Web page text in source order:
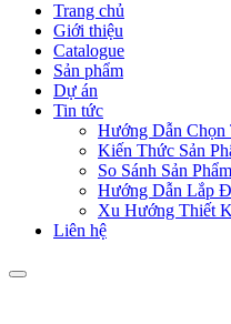
Trang chủ
Giới thiệu
Catalogue
Sản phẩm
Dự án
Tin tức
Hướng Dẫn Chọn
Kiến Thức Sản
So Sánh Sản Phẩm
Hướng Dẫn Lắp
Xu Hướng Thiết
Liên hệ